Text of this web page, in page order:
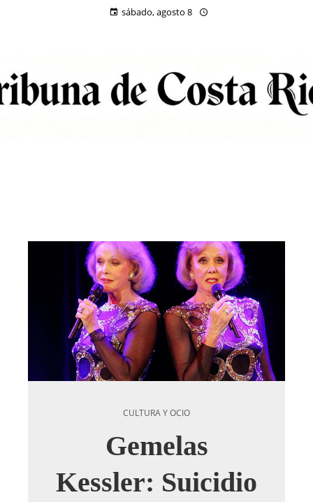
sábado, agosto 8
CULTURA Y OCIO
Gemelas
Kessler: Suicidio